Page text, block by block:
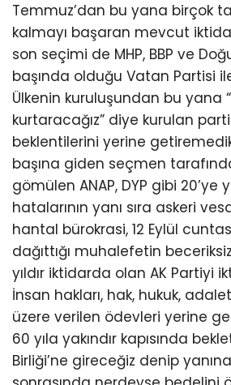
Temmuz’dan bu yana birçok
kalmayı başaran mevcut
son seçimi de MHP, BBP ve
başında olduğu Vatan Partisi
Ülkenin kuruluşundan bu yana
kurtaracağız” diye kurulan
beklentilerini yerine
başına giden seçmen
gömülen ANAP, DYP gibi 20’ye
hatalarının yanı sıra askeri
hantal bürokrasi, 12 Eylül
dağıttığı muhalefetin
yıldır iktidarda olan AK Partiyi
İnsan hakları, hak, hukuk,
üzere verilen ödevleri yerine
60 yıla yakındır kapısında
Birliği’ne gireceğiz denip yanına